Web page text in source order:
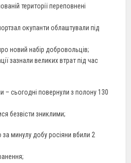
території переповнені
окупанти облаштували під
новий набір добровольців;
зазнали великих втрат під час
– сьогодні повернули з полону 130
безвісти зниклими;
минулу добу росіяни вбили 2